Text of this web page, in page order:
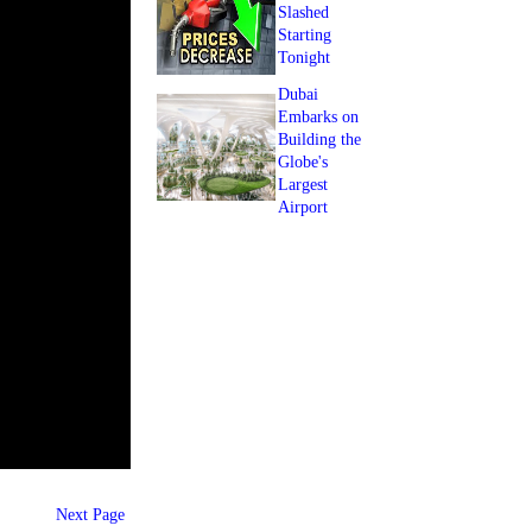
Next Page
Slashed
Starting
Tonight
Dubai
Embarks on
Building the
Globe's
Largest
Airport